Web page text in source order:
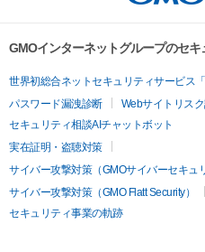
GMOインターネットグループのセ
世界初総合ネットセキュリティサービス
パスワード漏洩診断
Webサイトリス
セキュリティ相談AIチャットボット
実在証明・盗聴対策
サイバー攻撃対策（GMOサイバーセキュ
サイバー攻撃対策（GMO Flatt Security）
セキュリティ事業の軌跡